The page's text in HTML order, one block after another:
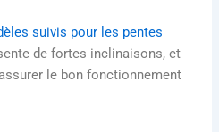
suivis pour les pentes
de fortes inclinaisons, et
le bon fonctionnement